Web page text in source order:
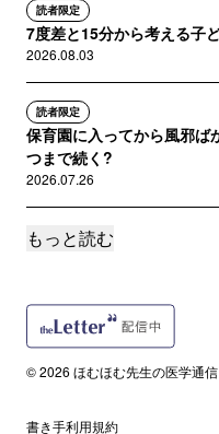
読者限定
7度差と15分から考える子
2026.08.03
読者限定
保育園に入ってから風邪ば
つまで続く?
2026.07.26
読者限定
2026.07.16
毎日洗っているのに、なぜ
2026.07.13
もっと読む
© 2026 ほむほむ先生の医学通信
書き手利用規約